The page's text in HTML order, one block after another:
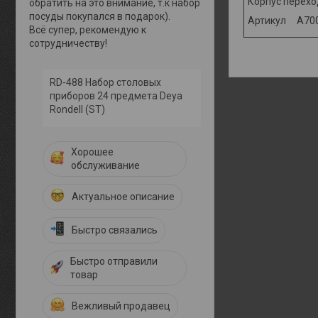
Артикул
обратить на это внимание, т.к набор
посуды покупался в подарок).
Всё супер, рекомендую к
сотрудничеству!
RD-488 Набор столовых
приборов 24 предмета Deya
Rondell (ST)
Хорошее
обслуживание
Актуальное описание
Быстро связались
Быстро отправили
товар
Вежливый продавец